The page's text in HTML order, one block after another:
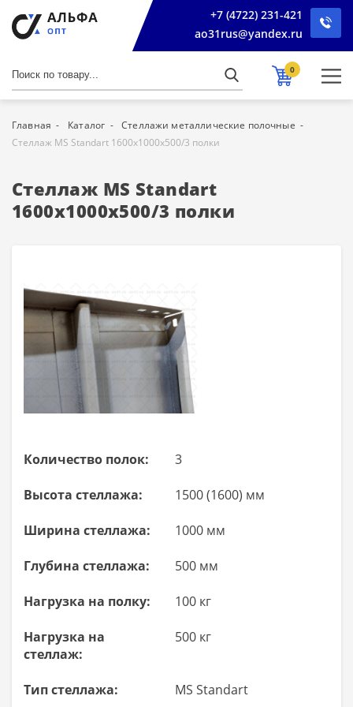
+7 (4722) 231-421
ao31rus@yandex.ru
0
Главная Каталог
Стеллажи металлические полочные
Стеллаж MS Standart 1600х1000х500/3 полки
Стеллаж MS Standart
1600х1000х500/3 полки
Количество полок: 3
Высота стеллажа: 1500 (1600) мм
Ширина стеллажа: 1000 мм
Глубина стеллажа: 500 мм
Нагрузка на полку: 100 кг
Нагрузка на
стеллаж:
500 кг
Тип стеллажа: MS Standart